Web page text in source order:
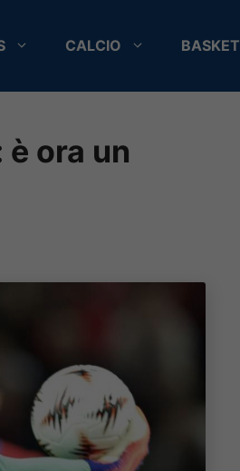
CALCIO BASKET
ora un